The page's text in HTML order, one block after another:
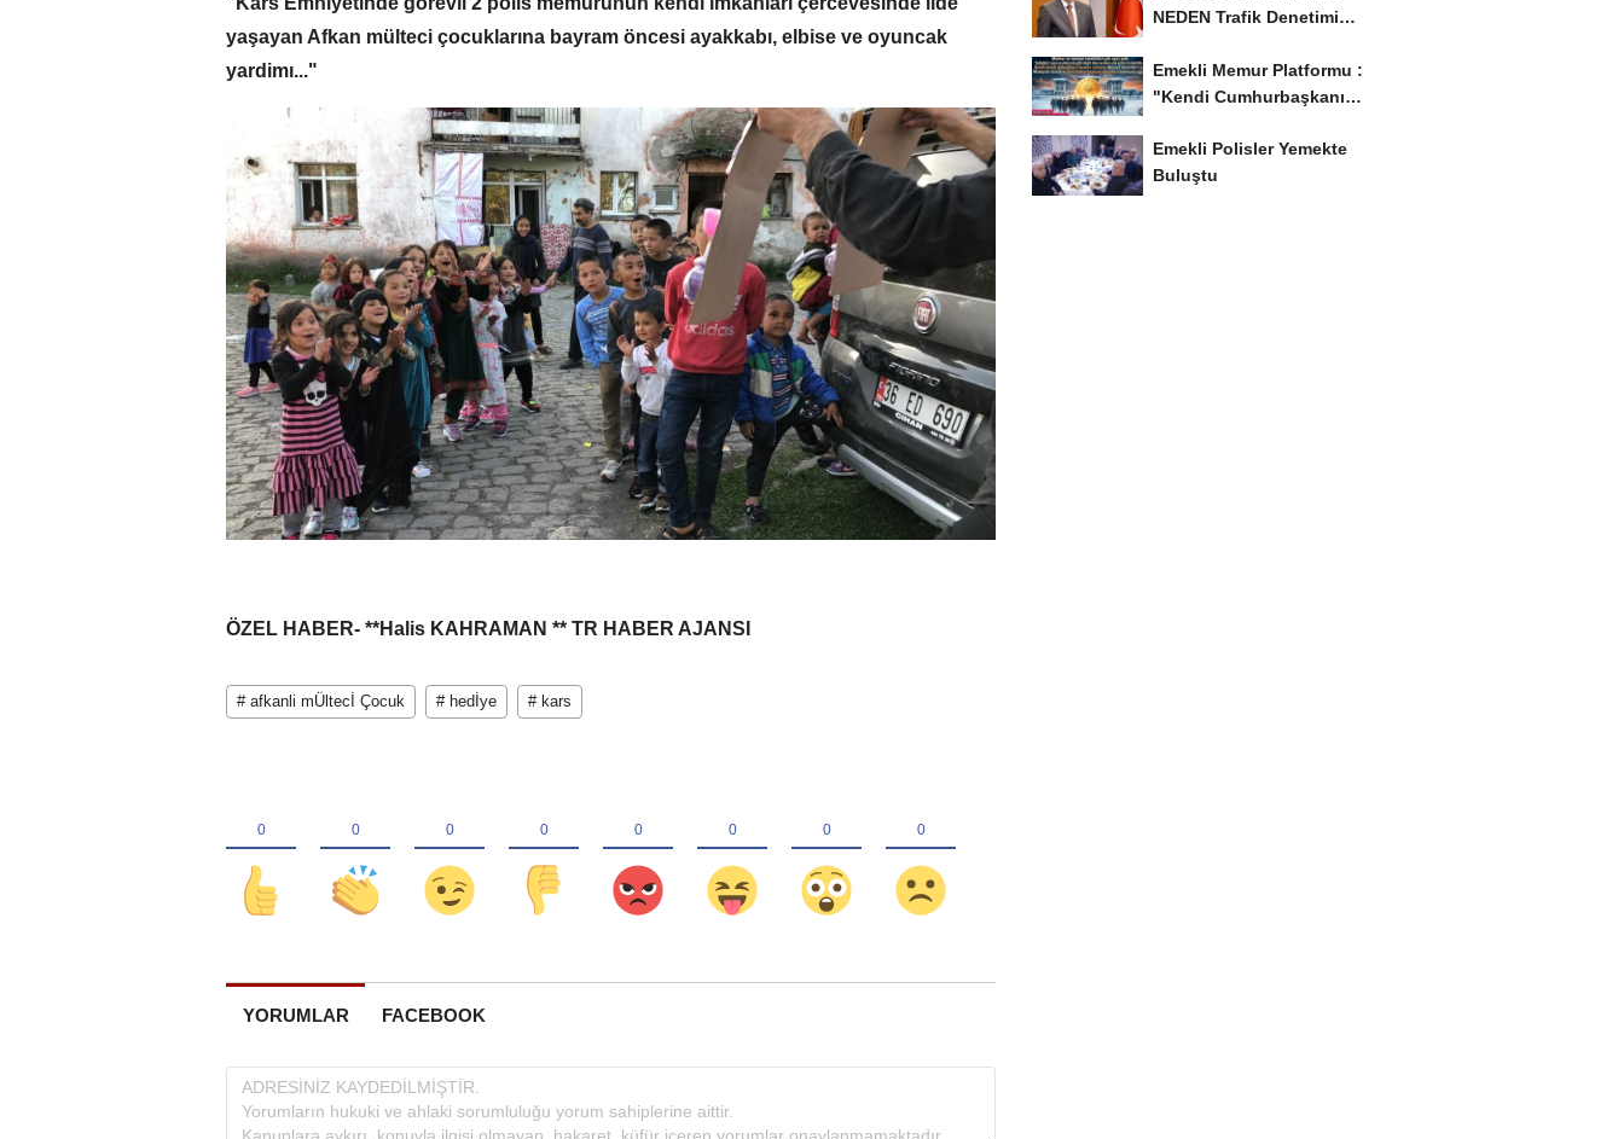
yaşayan Afkan mülteci çocuklarına bayram öncesi ayakkabı, elbise ve oyuncak
yardimı..."
ÖZEL HABER- **Halis KAHRAMAN ** TR HABER AJANSI
# afkanli mÜltecİ Çocuk # hedİye # kars
YORUMLAR FACEBOOK
NEDEN Trafik Denetimi
Emekli Memur Platformu :
"Kendi Cumhurbaşkanı
Emekli Polisler Yemekte
Buluştu